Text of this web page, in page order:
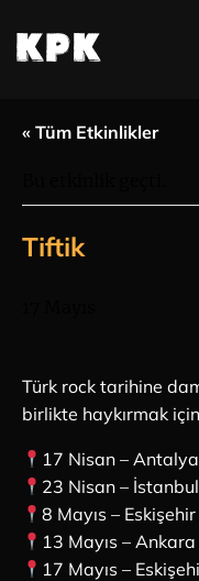
« Tüm Etkinlikler
Tiftik
Türk rock tarihine
birlikte haykırmak
17 Nisan –
23 Nisan –
8 Mayıs –
13 Mayıs –
17 Mayıs –